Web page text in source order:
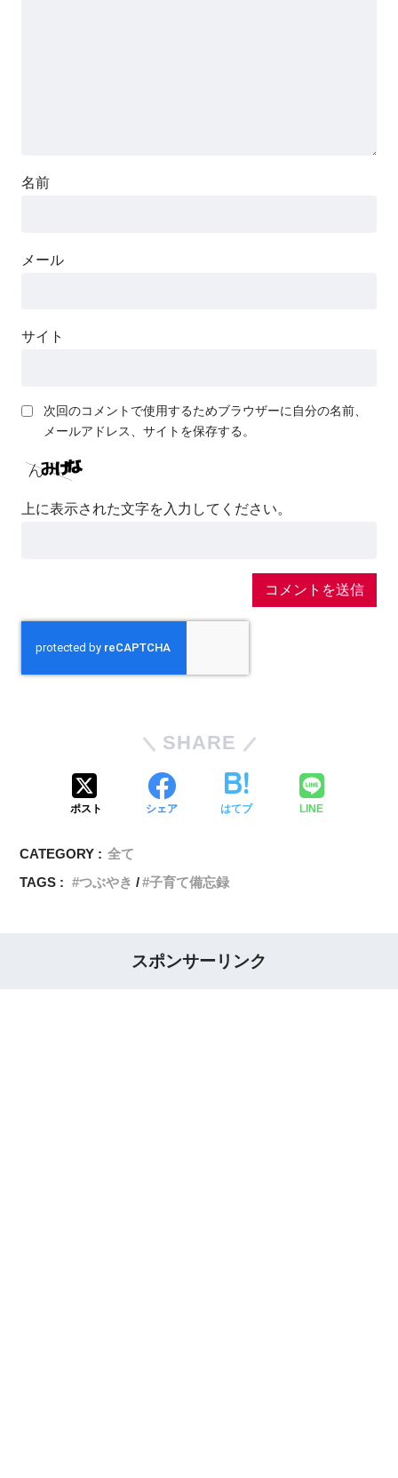
名前
メール
サイト
次回のコメントで使用するためブラウザーに自分の名前、
メールアドレス、サイトを保存する。
上に表示された文字を入力してください。
SHARE
ポスト シェア はてブ LINE
CATEGORY : 全て
TAGS :
つぶやき 子育て備忘録
スポンサーリンク